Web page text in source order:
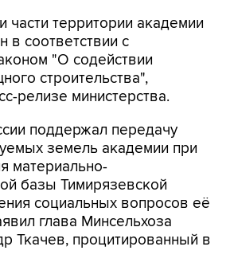
части территории академии
в соответствии с
"О содействии
строительства",
релизе министерства.
поддержал передачу
земель академии при
материально-
базы Тимирязевской
социальных вопросов её
глава Минсельхоза
Ткачев, процитированный в